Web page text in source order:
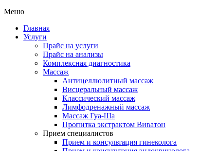
Клиника
жизнь"
Меню
Главная
Услуги
Прайс на услуги
Прайс на анализы
Комплексная диагностика
Массаж
Антицеллюлитный массаж
Висцеральный массаж
Классический массаж
Лимфодренажный массаж
Массаж Гуа-Ша
Пропитка экстрактом Виватон
Прием специалистов
Прием и консультация гинеколога